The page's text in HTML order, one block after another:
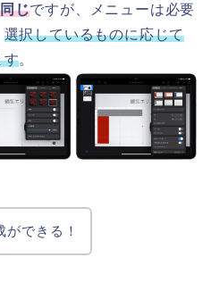
じですが、メニューは必要
選択しているものに応じて
す。
ができる！